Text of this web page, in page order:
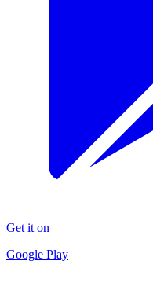
Get it on
Google Play